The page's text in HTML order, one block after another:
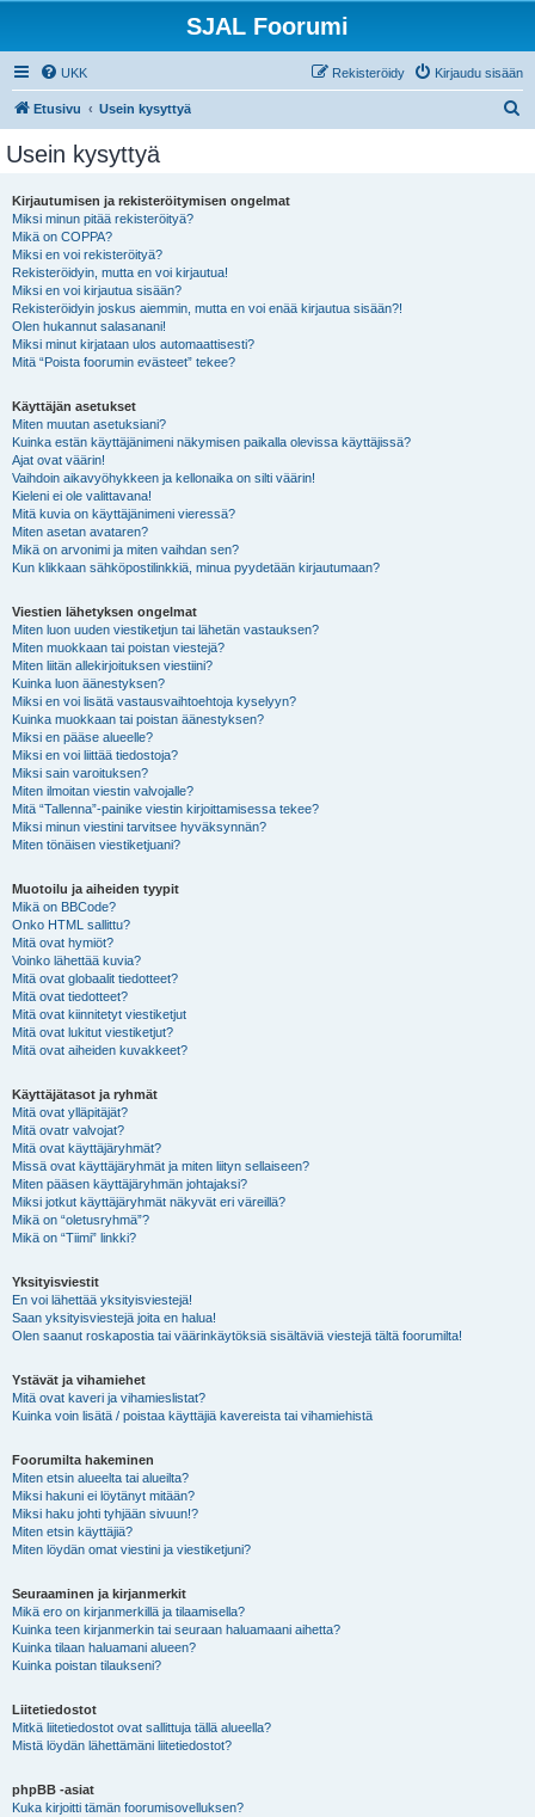
SJAL Foorumi
UKK Kirjaudu sisään
Rekisteröidy
Etusivu Usein kysyttyä
Usein kysyttyä
Kirjautumisen ja rekisteröitymisen ongelmat
Miksi minun pitää rekisteröityä?
Mikä on COPPA?
Miksi en voi rekisteröityä?
Rekisteröidyin, mutta en voi kirjautua!
Miksi en voi kirjautua sisään?
Rekisteröidyin joskus aiemmin, mutta en voi enää kirjautua sisään?!
Olen hukannut salasanani!
Miksi minut kirjataan ulos automaattisesti?
Mitä “Poista foorumin evästeet” tekee?
Käyttäjän asetukset
Miten muutan asetuksiani?
Kuinka estän käyttäjänimeni näkymisen paikalla olevissa käyttäjissä?
Ajat ovat väärin!
Vaihdoin aikavyöhykkeen ja kellonaika on silti väärin!
Kieleni ei ole valittavana!
Mitä kuvia on käyttäjänimeni vieressä?
Miten asetan avataren?
Mikä on arvonimi ja miten vaihdan sen?
Kun klikkaan sähköpostilinkkiä, minua pyydetään kirjautumaan?
Viestien lähetyksen ongelmat
Miten luon uuden viestiketjun tai lähetän vastauksen?
Miten muokkaan tai poistan viestejä?
Miten liitän allekirjoituksen viestiini?
Kuinka luon äänestyksen?
Miksi en voi lisätä vastausvaihtoehtoja kyselyyn?
Kuinka muokkaan tai poistan äänestyksen?
Miksi en pääse alueelle?
Miksi en voi liittää tiedostoja?
Miksi sain varoituksen?
Miten ilmoitan viestin valvojalle?
Mitä “Tallenna”-painike viestin kirjoittamisessa tekee?
Miksi minun viestini tarvitsee hyväksynnän?
Miten tönäisen viestiketjuani?
Muotoilu ja aiheiden tyypit
Mikä on BBCode?
Onko HTML sallittu?
Mitä ovat hymiöt?
Voinko lähettää kuvia?
Mitä ovat globaalit tiedotteet?
Mitä ovat tiedotteet?
Mitä ovat kiinnitetyt viestiketjut
Mitä ovat lukitut viestiketjut?
Mitä ovat aiheiden kuvakkeet?
Käyttäjätasot ja ryhmät
Mitä ovat ylläpitäjät?
Mitä ovatr valvojat?
Mitä ovat käyttäjäryhmät?
Missä ovat käyttäjäryhmät ja miten liityn sellaiseen?
Miten pääsen käyttäjäryhmän johtajaksi?
Miksi jotkut käyttäjäryhmät näkyvät eri väreillä?
Mikä on “oletusryhmä”?
Mikä on “Tiimi” linkki?
Yksityisviestit
En voi lähettää yksityisviestejä!
Saan yksityisviestejä joita en halua!
Olen saanut roskapostia tai väärinkäytöksiä sisältäviä viestejä tältä foorumilta!
Ystävät ja vihamiehet
Mitä ovat kaveri ja vihamieslistat?
Kuinka voin lisätä / poistaa käyttäjiä kavereista tai vihamiehistä
Foorumilta hakeminen
Miten etsin alueelta tai alueilta?
Miksi hakuni ei löytänyt mitään?
Miksi haku johti tyhjään sivuun!?
Miten etsin käyttäjiä?
Miten löydän omat viestini ja viestiketjuni?
Seuraaminen ja kirjanmerkit
Mikä ero on kirjanmerkillä ja tilaamisella?
Kuinka teen kirjanmerkin tai seuraan haluamaani aihetta?
Kuinka tilaan haluamani alueen?
Kuinka poistan tilaukseni?
Liitetiedostot
Mitkä liitetiedostot ovat sallittuja tällä alueella?
Mistä löydän lähettämäni liitetiedostot?
phpBB -asiat
Kuka kirjoitti tämän foorumisovelluksen?